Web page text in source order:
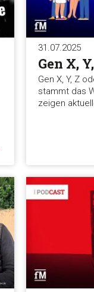
31.07.2025
Gen X,
Gen X, Y, Z
stammt das
zeigen